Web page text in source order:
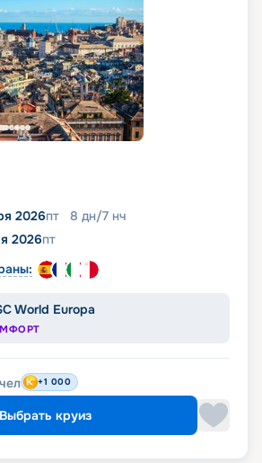
2026пт 8 дн/7 нч
2026пт
World Europa
+1 000
Выбрать круиз